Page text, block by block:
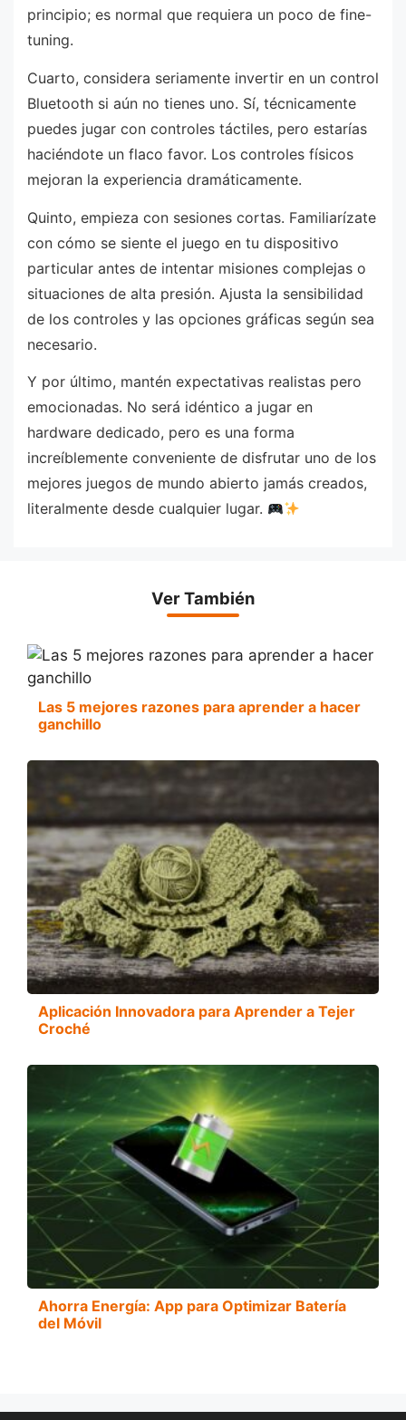
principio; es normal que requiera un poco de fine-
tuning.
Cuarto, considera seriamente invertir en un control
Bluetooth si aún no tienes uno. Sí, técnicamente
puedes jugar con controles táctiles, pero estarías
haciéndote un flaco favor. Los controles físicos
mejoran la experiencia dramáticamente.
Quinto, empieza con sesiones cortas. Familiarízate
con cómo se siente el juego en tu dispositivo
particular antes de intentar misiones complejas o
situaciones de alta presión. Ajusta la sensibilidad
de los controles y las opciones gráficas según sea
necesario.
Y por último, mantén expectativas realistas pero
emocionadas. No será idéntico a jugar en
hardware dedicado, pero es una forma
increíblemente conveniente de disfrutar uno de los
mejores juegos de mundo abierto jamás creados,
literalmente desde cualquier lugar.
Ver También
Las 5 mejores razones para aprender a hacer
ganchillo
Aplicación Innovadora para Aprender a Tejer
Croché
Ahorra Energía: App para Optimizar Batería
del Móvil